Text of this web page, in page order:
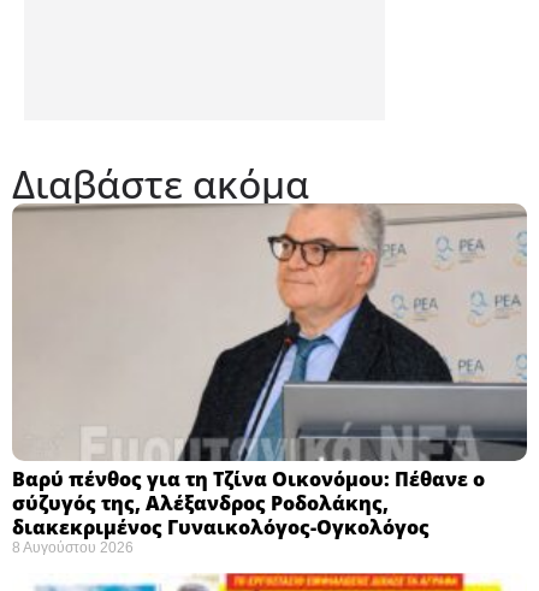
Διαβάστε ακόμα
Βαρύ πένθος για τη Τζίνα Οικονόμου: Πέθανε ο
σύζυγός της, Αλέξανδρος Ροδολάκης,
διακεκριμένος Γυναικολόγος-Ογκολόγος
8 Αυγούστου 2026